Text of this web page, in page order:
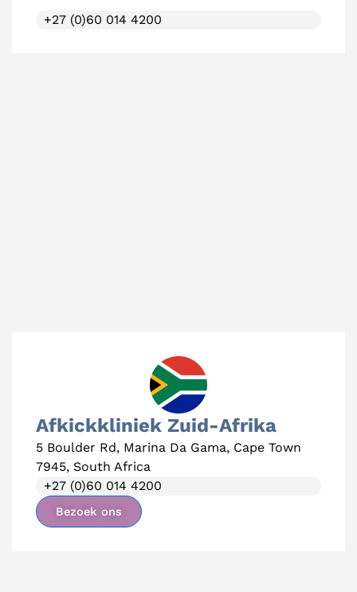
+27 (0)60 014 4200
Afkickkliniek Zuid-Afrika
5 Boulder Rd, Marina Da Gama, Cape Town
7945, South Africa
+27 (0)60 014 4200
Bezoek ons